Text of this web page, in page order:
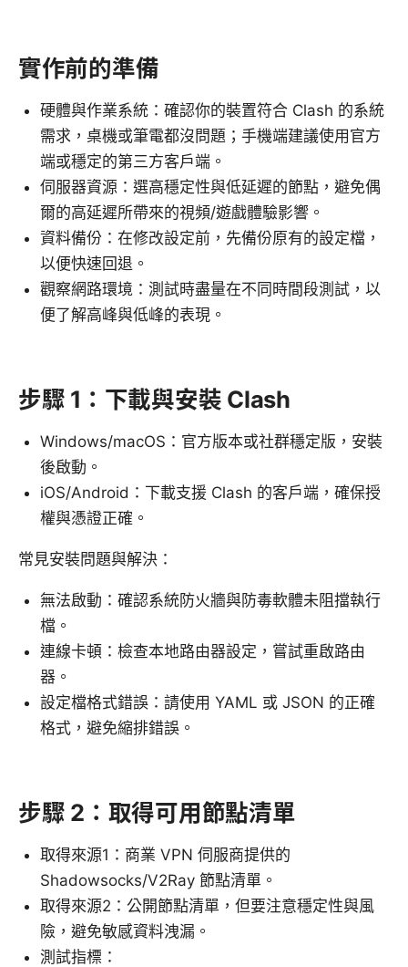
實作前的準備
硬體與作業系統：確認你的裝置符合 Clash 的系統
需求，桌機或筆電都沒問題；手機端建議使用官方
端或穩定的第三方客戶端。
伺服器資源：選高穩定性與低延遲的節點，避免偶
爾的高延遲所帶來的視頻/遊戲體驗影響。
資料備份：在修改設定前，先備份原有的設定檔，
以便快速回退。
觀察網路環境：測試時盡量在不同時間段測試，以
便了解高峰與低峰的表現。
步驟 1：下載與安裝 Clash
Windows/macOS：官方版本或社群穩定版，安裝
後啟動。
iOS/Android：下載支援 Clash 的客戶端，確保授
權與憑證正確。
常見安裝問題與解決：
無法啟動：確認系統防火牆與防毒軟體未阻擋執行
檔。
連線卡頓：檢查本地路由器設定，嘗試重啟路由
器。
設定檔格式錯誤：請使用 YAML 或 JSON 的正確
格式，避免縮排錯誤。
步驟 2：取得可用節點清單
取得來源1：商業 VPN 伺服商提供的
Shadowsocks/V2Ray 節點清單。
取得來源2：公開節點清單，但要注意穩定性與風
險，避免敏感資料洩漏。
測試指標：